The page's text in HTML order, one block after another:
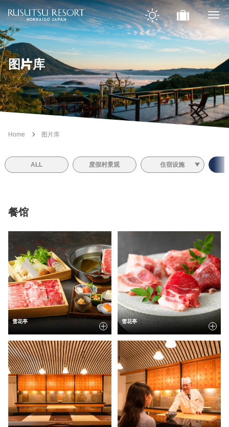
图片库
Home 图片库
ALL 度假村景观 住宿设施
餐馆
雪花亭 雪花亭